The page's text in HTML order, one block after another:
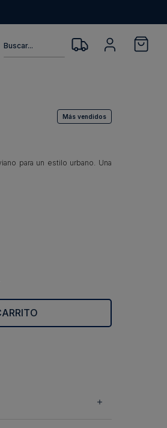
Más vendidos
para un estilo urbano. Una